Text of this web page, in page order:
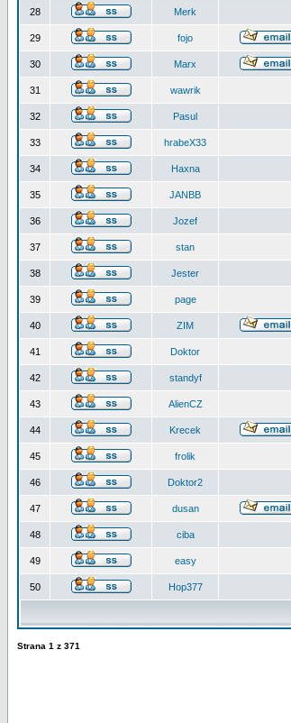
28 Merk
29 fojo
30 Marx
31 wawrik
32 Pasul
33 hrabeX33
34 Haxna
35 JANBB
36 Jozef
37 stan
38 Jester
39 page
40 ZIM
41 Doktor
42 standyf
43 AlienCZ
44 Krecek
45 frolik
46 Doktor2
47 dusan
48 ciba
49 easy
50 Hop377
Strana 1 z 371